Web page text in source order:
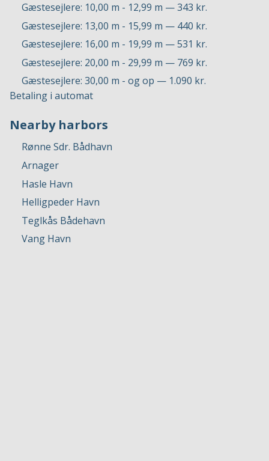
Gæstesejlere: 10,00 m - 12,99 m — 343 kr.
Gæstesejlere: 13,00 m - 15,99 m — 440 kr.
Gæstesejlere: 16,00 m - 19,99 m — 531 kr.
Gæstesejlere: 20,00 m - 29,99 m — 769 kr.
Gæstesejlere: 30,00 m - og op — 1.090 kr.
Betaling i automat
Nearby harbors
Rønne Sdr. Bådhavn
Arnager
Hasle Havn
Helligpeder Havn
Teglkås Bådehavn
Vang Havn